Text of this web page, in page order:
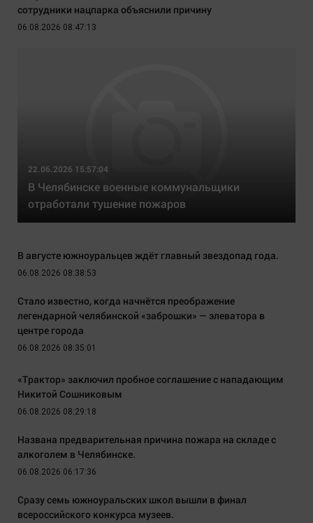
сотрудники нацпарка объяснили причину
06.08.2026 08:47:13
22.06.2026 15:57:04
В Челябинске военные коммунальщики
отработали тушение пожаров
В августе южноуральцев ждёт главный звездопад года.
06.08.2026 08:38:53
Стало известно, когда начнётся преображение
легендарной челябинской «заброшки» — элеватора в
центре города
06.08.2026 08:35:01
«Трактор» заключил пробное соглашение с нападающим
Никитой Сошниковым
06.08.2026 08:29:18
Названа предварительная причина пожара на складе с
алкоголем в Челябинске.
06.08.2026 06:17:36
Сразу семь южноуральских школ вышли в финал
всероссийского конкурса музеев.